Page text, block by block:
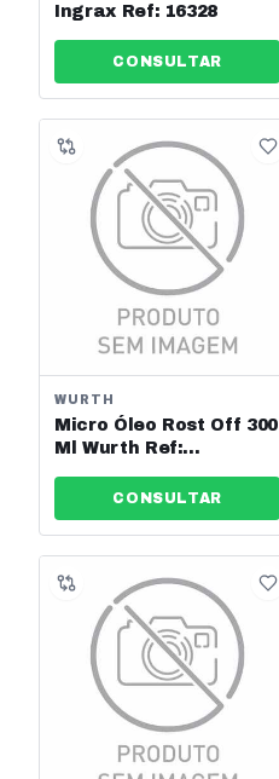
Ingrax Ref: 16328
CONSULTAR
WURTH
Micro Óleo Rost Off 300
Ml Wurth Ref:
CONSULTAR